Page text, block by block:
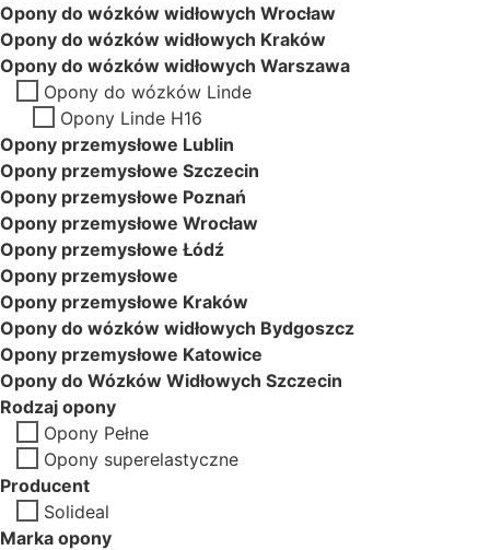
Opony do wózków widłowych Wrocław
Opony do wózków widłowych Kraków
Opony do wózków widłowych Warszawa
Opony do wózków Linde
Opony Linde H16
Opony przemysłowe Lublin
Opony przemysłowe Szczecin
Opony przemysłowe Poznań
Opony przemysłowe Wrocław
Opony przemysłowe Łódź
Opony przemysłowe
Opony przemysłowe Kraków
Opony do wózków widłowych Bydgoszcz
Opony przemysłowe Katowice
Opony do Wózków Widłowych Szczecin
Rodzaj opony
Opony Pełne
Opony superelastyczne
Producent
Solideal
Marka opony